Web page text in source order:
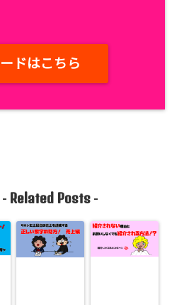
ドはこちら
Related Posts-